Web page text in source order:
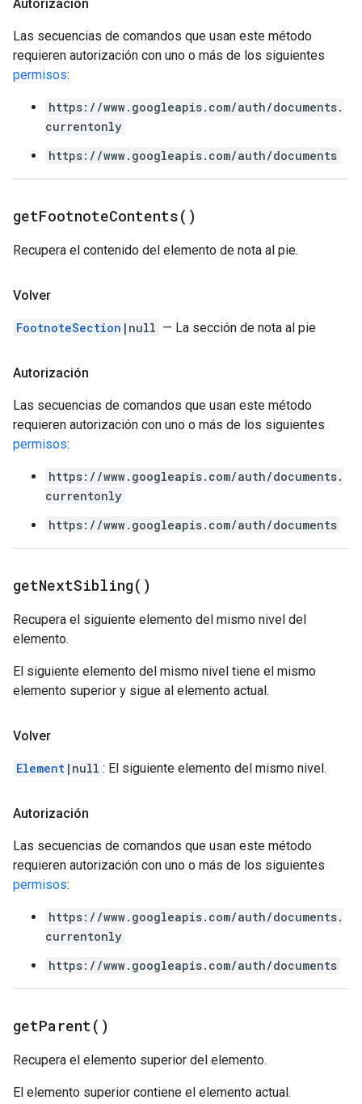
Autorización
Las secuencias de comandos que usan este método
requieren autorización con uno o más de los siguientes
permisos:
https://www.googleapis.com/auth/documents.
currentonly
https://www.googleapis.com/auth/documents
getFootnoteContents( )
Recupera el contenido del elemento de nota al pie.
Volver
FootnoteSection |null — La sección de nota al pie
Autorización
Las secuencias de comandos que usan este método
requieren autorización con uno o más de los siguientes
permisos:
https://www.googleapis.com/auth/documents.
currentonly
https://www.googleapis.com/auth/documents
getNextSibling( )
Recupera el siguiente elemento del mismo nivel del
elemento.
El siguiente elemento del mismo nivel tiene el mismo
elemento superior y sigue al elemento actual.
Volver
Element |null : El siguiente elemento del mismo nivel.
Autorización
Las secuencias de comandos que usan este método
requieren autorización con uno o más de los siguientes
permisos:
https://www.googleapis.com/auth/documents.
currentonly
https://www.googleapis.com/auth/documents
getParent( )
Recupera el elemento superior del elemento.
El elemento superior contiene el elemento actual.